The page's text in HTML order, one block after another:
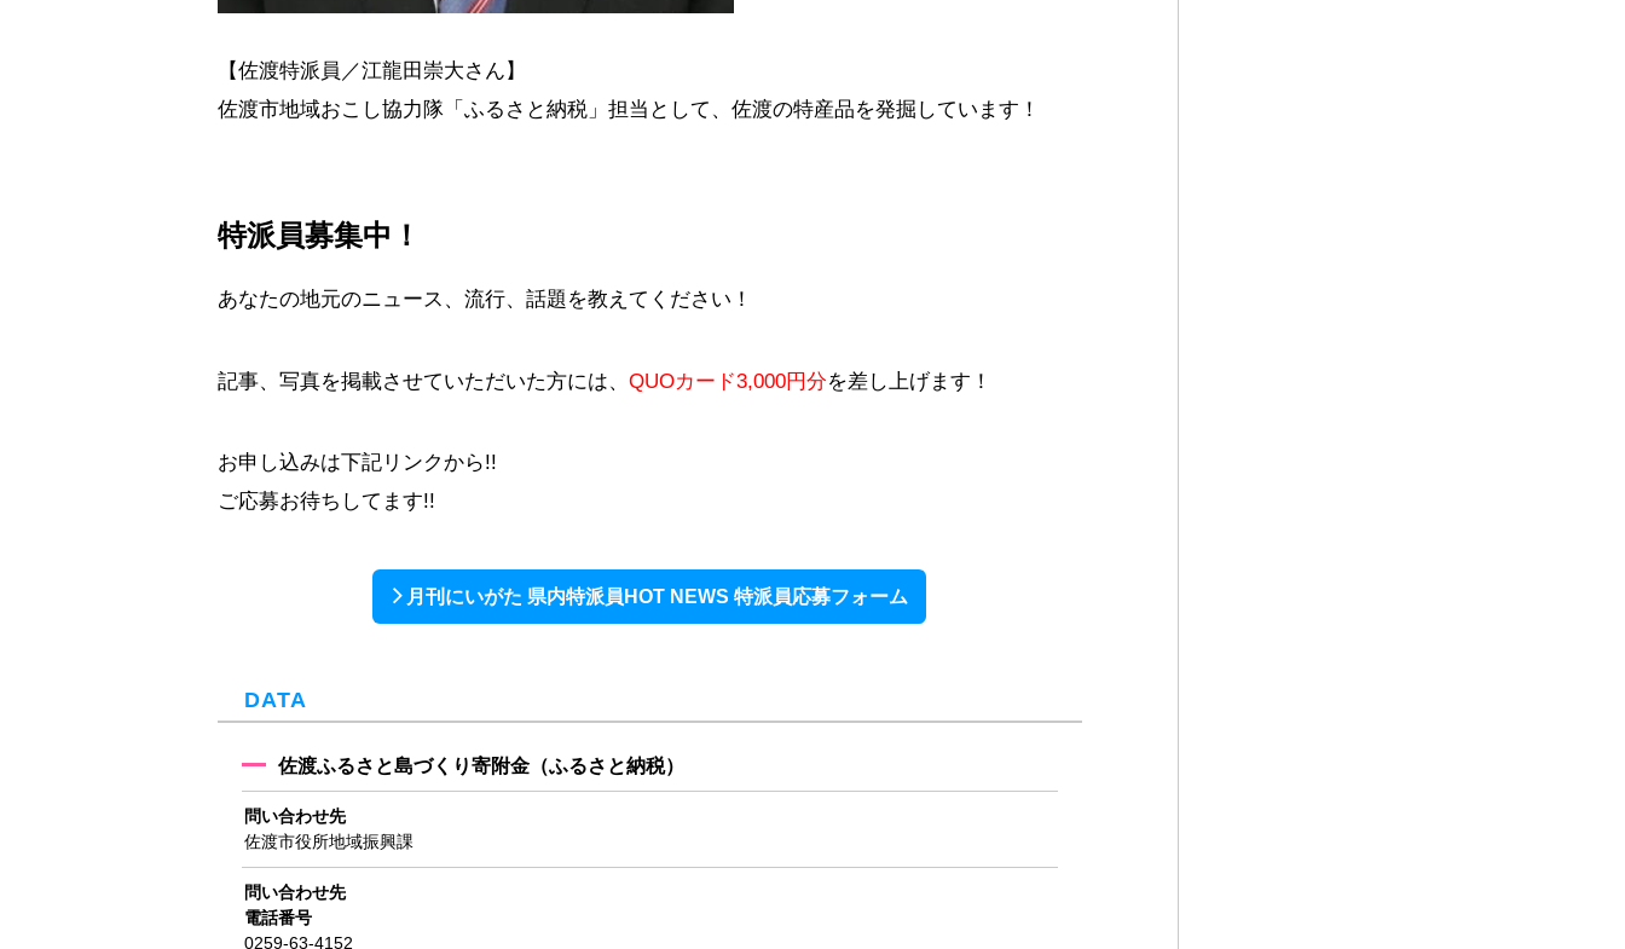
【佐渡特派員／江龍田崇大さん】
佐渡市地域おこし協力隊「ふるさと納税」担当として、佐渡の特産品を発掘しています！
特派員募集中！
あなたの地元のニュース、流行、話題を教えてください！
記事、写真を掲載させていただいた方には、 QUOカード3,000円分を差し上げます！
お申し込みは下記リンクから!!
ご応募お待ちしてます!!
月刊にいがた 県内特派員HOT NEWS 特派員応募フォーム
DATA
佐渡ふるさと島づくり寄附金（ふるさと納税）
問い合わせ先
佐渡市役所地域振興課
問い合わせ先
電話番号
0259-63-4152